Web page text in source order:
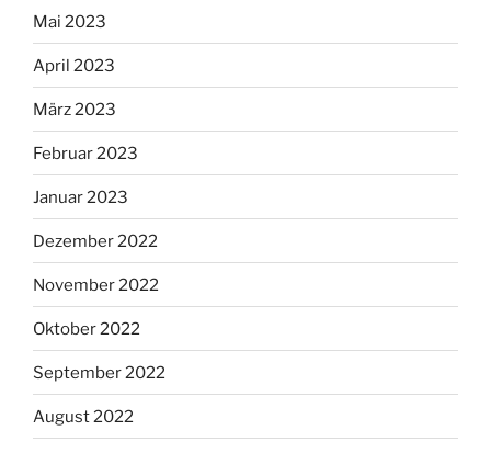
Mai 2023
April 2023
März 2023
Februar 2023
Januar 2023
Dezember 2022
November 2022
Oktober 2022
September 2022
August 2022